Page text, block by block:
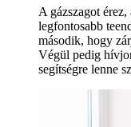
A gázszagot
legfontosabb
második, hogy
Végül pedig
segítségre lenne